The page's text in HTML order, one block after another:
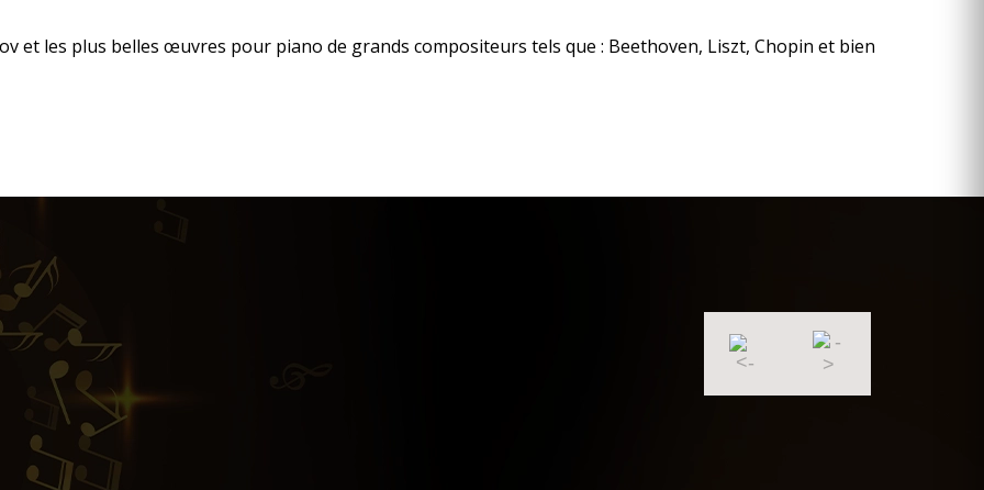
et les plus belles œuvres pour piano de grands compositeurs tels que : Beethoven, Liszt, Chopin et bien